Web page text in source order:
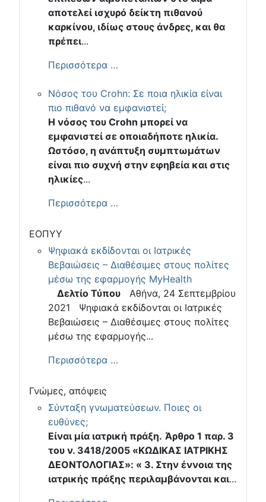
αποτελεί ισχυρό δείκτη πιθανού
καρκίνου, ιδίως στους άνδρες, και θα
πρέπει...
Περισσότερα …
Νόσος του Crohn: Σε ποια ηλικία είναι
πιο πιθανό να εμφανιστεί;
Η νόσος του Crohn μπορεί να
εμφανιστεί σε οποιαδήποτε ηλικία.
Ωστόσο, η ανάπτυξη συμπτωμάτων
είναι πιο συχνή στην εφηβεία και στις
ηλικίες...
Περισσότερα …
ΕΟΠΥΥ
Ψηφιακά εκδίδονται οι Ιατρικές
Βεβαιώσεις – Διαθέσιμες στους πολίτες
μέσω της εφαρμογής MyHealth
Δελτίο Τύπου Αθήνα, 24 Σεπτεμβρίου
2021 Ψηφιακά εκδίδονται οι Ιατρικές
Βεβαιώσεις – Διαθέσιμες στους πολίτες
μέσω της εφαρμογής...
Περισσότερα …
Γνώμες, απόψεις
Σύνταξη γνωματεύσεων. Ποιες οι
ευθύνες;
Είναι μία ιατρική πράξη. Άρθρο 1 παρ. 3
του ν. 3418/2005 «ΚΩΔΙΚΑΣ ΙΑΤΡΙΚΗΣ
ΔΕΟΝΤΟΛΟΓΙΑΣ»: « 3. Στην έννοια της
ιατρικής πράξης περιλαμβάνονται και...